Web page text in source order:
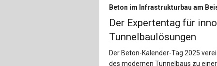
Beton im Infrastrukturbau am
Der Expertentag für
Tunnelbaulösungen
Der Beton-Kalender-Tag 2025
des modernen Tunnelbaus zu